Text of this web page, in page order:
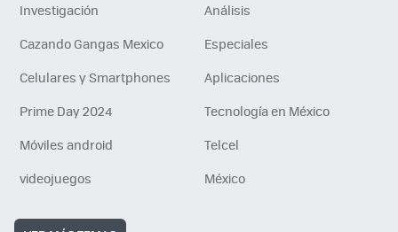
Investigación
Análisis
Cazando Gangas Mexico
Especiales
Celulares y Smartphones
Aplicaciones
Prime Day 2024
Tecnología en México
Móviles android
Telcel
videojuegos
México